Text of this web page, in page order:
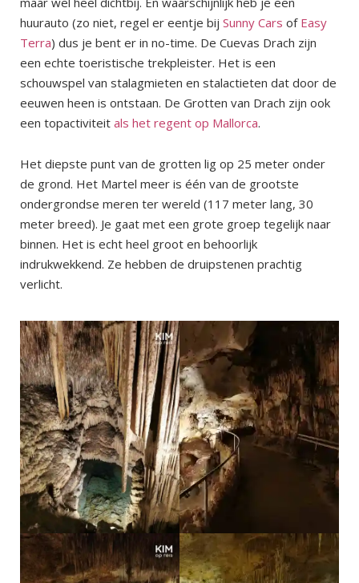
huurauto (zo niet, regel er eentje bij Sunny Cars of Easy
Terra) dus je bent er in no-time. De Cuevas Drach zijn
een echte toeristische trekpleister. Het is een
schouwspel van stalagmieten en stalactieten dat door de
eeuwen heen is ontstaan. De Grotten van Drach zijn ook
een topactiviteit als het regent op Mallorca.
Het diepste punt van de grotten lig op 25 meter onder
de grond. Het Martel meer is één van de grootste
ondergrondse meren ter wereld (117 meter lang, 30
meter breed). Je gaat met een grote groep tegelijk naar
binnen. Het is echt heel groot en behoorlijk
indrukwekkend. Ze hebben de druipstenen prachtig
verlicht.